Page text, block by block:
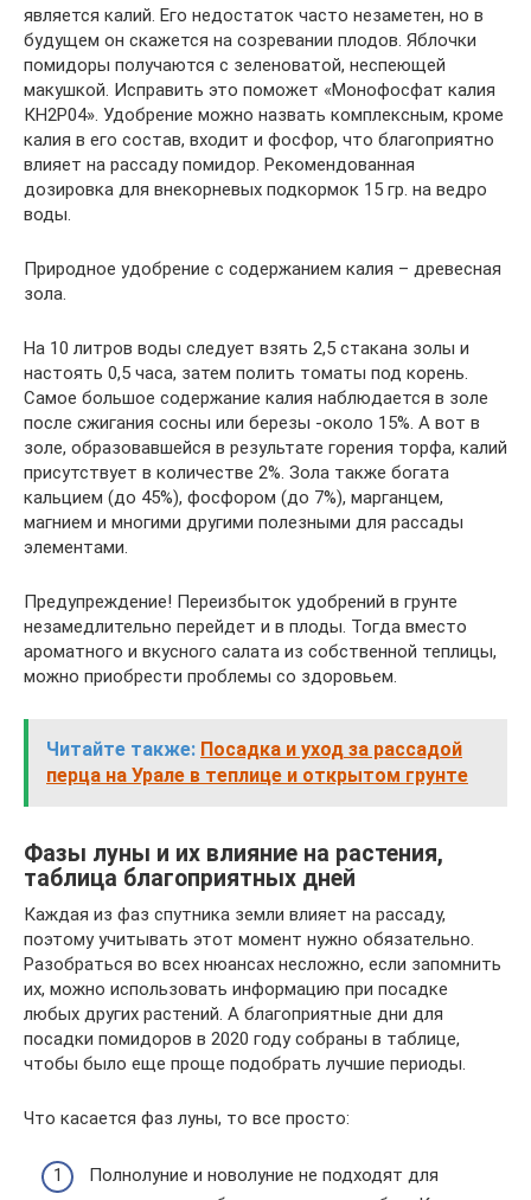
является калий. Его недостаток часто незаметен, но в
будущем он скажется на созревании плодов. Яблочки
помидоры получаются с зеленоватой, неспеющей
макушкой. Исправить это поможет «Монофосфат калия
КН2Р04». Удобрение можно назвать комплексным, кроме
калия в его состав, входит и фосфор, что благоприятно
влияет на рассаду помидор. Рекомендованная
дозировка для внекорневых подкормок 15 гр. на ведро
воды.
Природное удобрение с содержанием калия – древесная
зола.
На 10 литров воды следует взять 2,5 стакана золы и
настоять 0,5 часа, затем полить томаты под корень.
Самое большое содержание калия наблюдается в золе
после сжигания сосны или березы -около 15%. А вот в
золе, образовавшейся в результате горения торфа, калий
присутствует в количестве 2%. Зола также богата
кальцием (до 45%), фосфором (до 7%), марганцем,
магнием и многими другими полезными для рассады
элементами.
Предупреждение! Переизбыток удобрений в грунте
незамедлительно перейдет и в плоды. Тогда вместо
ароматного и вкусного салата из собственной теплицы,
можно приобрести проблемы со здоровьем.
Читайте также: Посадка и уход за рассадой
перца на Урале в теплице и открытом грунте
Фазы луны и их влияние на растения,
таблица благоприятных дней
Каждая из фаз спутника земли влияет на рассаду,
поэтому учитывать этот момент нужно обязательно.
Разобраться во всех нюансах несложно, если запомнить
их, можно использовать информацию при посадке
любых других растений. А благоприятные дни для
посадки помидоров в 2020 году собраны в таблице,
чтобы было еще проще подобрать лучшие периоды.
Что касается фаз луны, то все просто:
Полнолуние и новолуние не подходят для